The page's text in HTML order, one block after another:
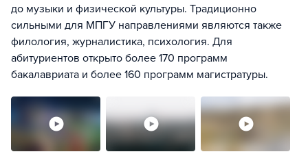
до музыки и физической культуры. Традиционно
сильными для МПГУ направлениями являются также
филология, журналистика, психология. Для
абитуриентов открыто более 170 программ
бакалавриата и более 160 программ магистратуры.